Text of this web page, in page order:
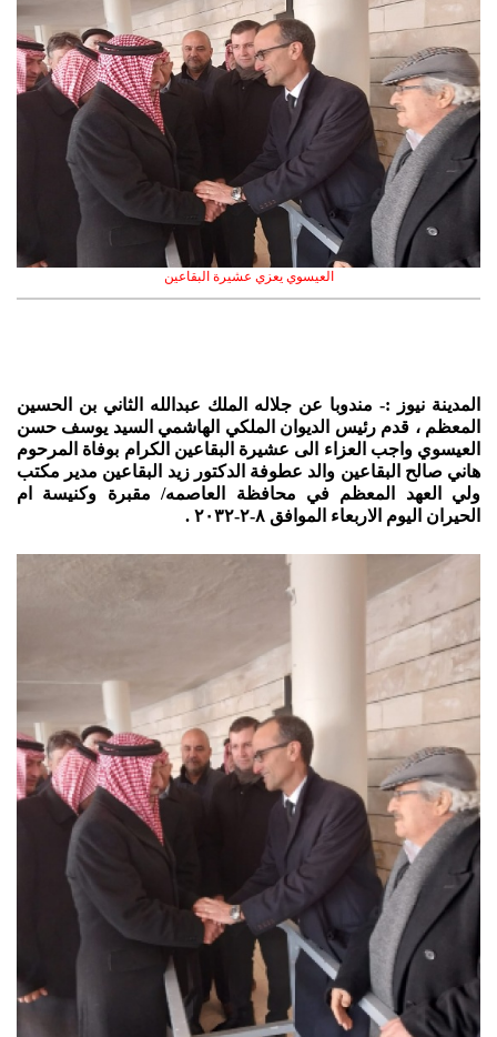
العيسوي يعزي عشيرة البقاعين
المدينة نيوز :- مندوبا عن جلاله الملك عبدالله الثاني بن الحسين
المعظم ، قدم رئيس الديوان الملكي الهاشمي السيد يوسف حسن
العيسوي واجب العزاء الى عشيرة البقاعين الكرام بوفاة المرحوم
هاني صالح البقاعين والد عطوفة الدكتور زيد البقاعين مدير مكتب
ولي العهد المعظم في محافظة العاصمه/ مقبرة وكنيسة ام
الحيران اليوم الاربعاء الموافق ٨-٢-٢٠٣٢ .